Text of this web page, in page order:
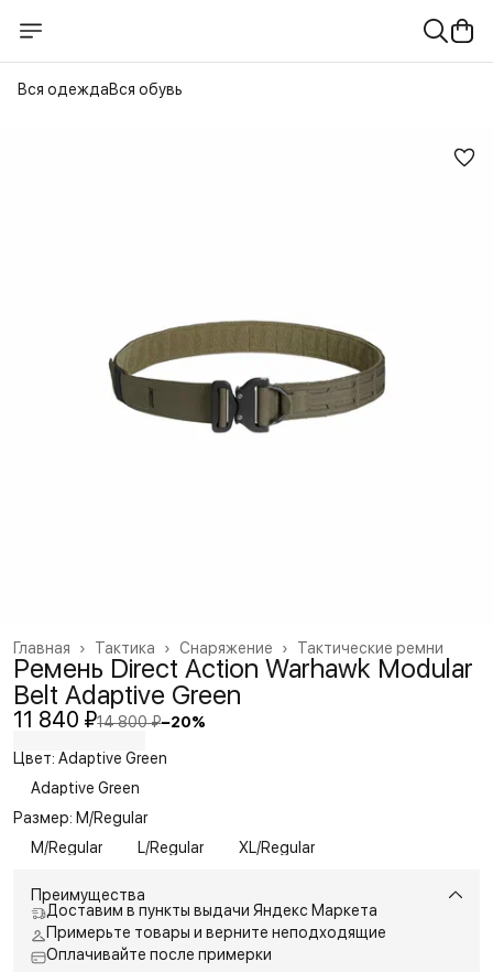
Вся одеждаВся обувь
Тактические ремни
Снаряжение ›
Тактика ›
Главная ›
Ремень Direct Action Warhawk Modular
Belt Adaptive Green
11 840 ₽14 800 ₽−20%
Цвет: Adaptive Green
Adaptive Green
Размер: M/Regular
M/Regular
L/Regular XL/Regular
Преимущества
Доставим в пункты выдачи Яндекс Маркета
Примерьте товары и верните неподходящие
Оплачивайте после примерки